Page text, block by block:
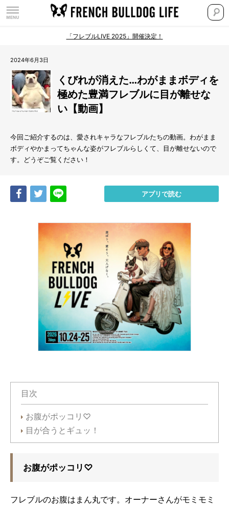
「フレブルLIVE 2025」開催決定！
2024年6月3日
くびれが消えた…わがままボディを
極めた豊満フレブルに目が離せな
い【動画】
今回ご紹介するのは、愛されキャラなフレブルたちの動画。わがまま
ボディやかまってちゃんな姿がフレブルらしくて、目が離せないので
す。どうぞご覧ください！
Share Tweet アプリで読む
目次
お腹がポッコリ♡
目が合うとギュッ！
お腹がポッコリ♡
フレブルのお腹はまん丸です。オーナーさんがモミモミ